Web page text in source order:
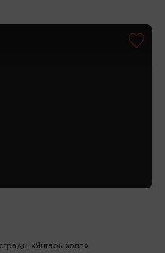
«Янтарь-холл»